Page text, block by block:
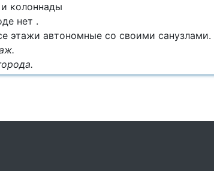
и колоннады
нет .
этажи автономные со своими санузлами.